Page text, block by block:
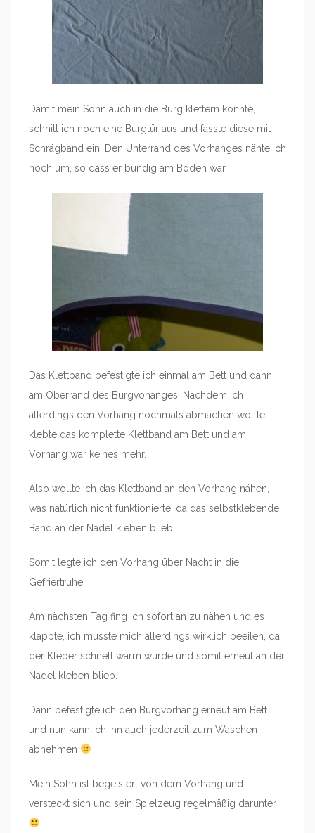
Damit mein Sohn auch in die Burg klettern konnte,
schnitt ich noch eine Burgtür aus und fasste diese mit
Schrägband ein. Den Unterrand des Vorhanges nähte ich
noch um, so dass er bündig am Boden war.
Das Klettband befestigte ich einmal am Bett und dann
am Oberrand des Burgvohanges. Nachdem ich
allerdings den Vorhang nochmals abmachen wollte,
klebte das komplette Klettband am Bett und am
Vorhang war keines mehr.
Also wollte ich das Klettband an den Vorhang nähen,
was natürlich nicht funktionierte, da das selbstklebende
Band an der Nadel kleben blieb.
Somit legte ich den Vorhang über Nacht in die
Gefriertruhe.
Am nächsten Tag fing ich sofort an zu nähen und es
klappte, ich musste mich allerdings wirklich beeilen, da
der Kleber schnell warm wurde und somit erneut an der
Nadel kleben blieb.
Dann befestigte ich den Burgvorhang erneut am Bett
und nun kann ich ihn auch jederzeit zum Waschen
abnehmen
Mein Sohn ist begeistert von dem Vorhang und
versteckt sich und sein Spielzeug regelmäßig darunter